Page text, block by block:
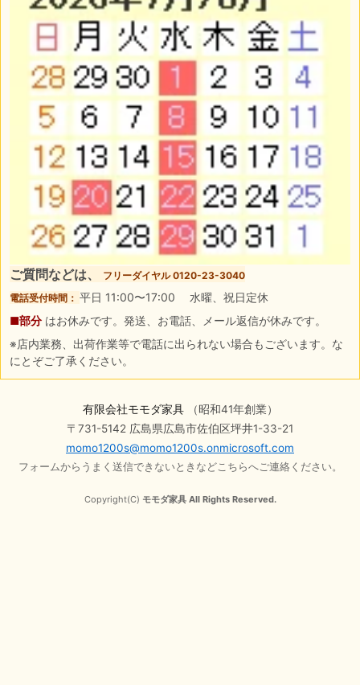
ご質問などは、
フリーダイヤル 0120-23-3040
電話受付時間： 平日 11:00〜17:00 水曜、祝日定休
■部分 はお休みです。発送、お電話、メール返信が休みです。
※店内業務、出荷作業等で電話に出られない場合もございます。な
にとぞご了承ください。
有限会社モモダ家具（昭和41年創業）
〒731-5142 広島県広島市佐伯区坪井1-33-21
momo1200s@momo1200s.onmicrosoft.com
フォームからうまく送信できないときなどこちらへご連絡ください。
Copyright(C) モモダ家具 All Rights Reserved.